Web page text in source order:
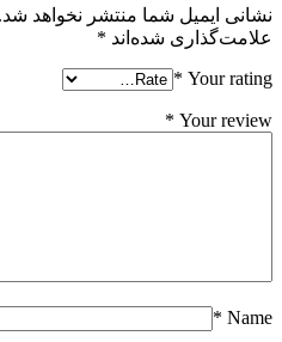
نشانی ایمیل شما منتشر نخواهد شد.
علامت‌گذاری شده‌اند*
Your rating
*
Your review
*
Name
*